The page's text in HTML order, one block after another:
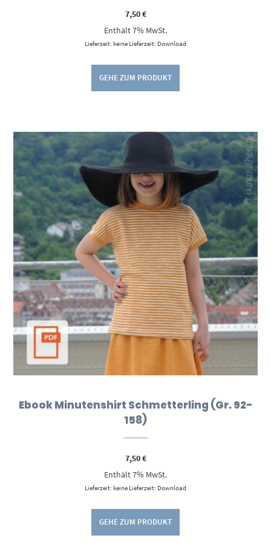
7,50€
Enthält 7% MwSt.
Lieferzeit: keine Lieferzeit: Download
GEHE ZUM PRODUKT
Ebook Minutenshirt Schmetterling (Gr. 92-
158)
7,50€
Enthält 7% MwSt.
Lieferzeit: keine Lieferzeit: Download
GEHE ZUM PRODUKT